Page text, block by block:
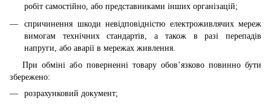
робіт самостійно, або представниками інших організацій;
спричинення шкоди невідповідністю електроживлячих мереж
вимогам технічних стандартів, а також в разі перепадів
напруги, або аварії в мережах живлення.
При обміні або поверненні товару обов’язково повинно бути
збережено:
розрахунковий документ;